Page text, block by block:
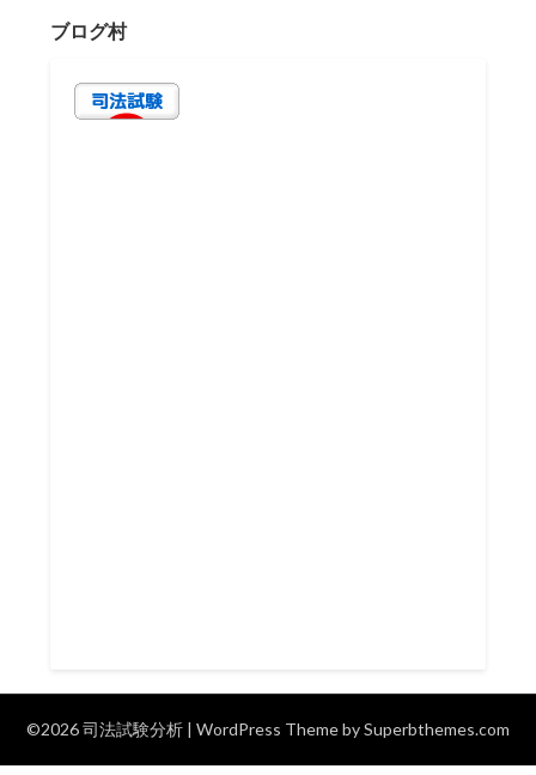
ブログ村
©2026 司法試験分析 | WordPress Theme bySuperbthemes.com